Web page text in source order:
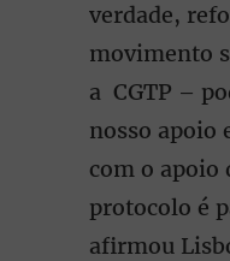
verdade,
movimento
a CGTP –
nosso apoio
com o apoio
protocolo é
afirmou